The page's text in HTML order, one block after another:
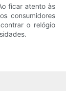
ficar atento às
consumidores
o relógio